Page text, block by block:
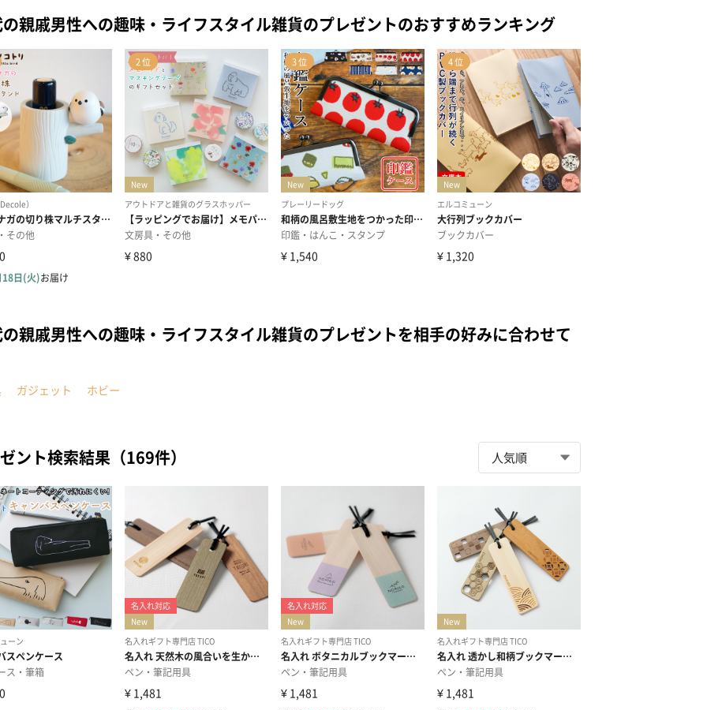
親戚男性への趣味・ライフスタイル雑貨のプレゼントのおすすめランキング
親戚男性への趣味・ライフスタイル雑貨のプレゼントを相手の好みに合わせて
ガジェット ホビー
ント検索結果（169件）